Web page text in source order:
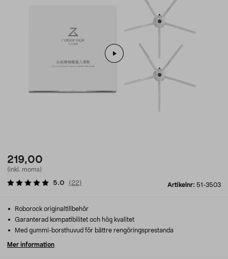
219,00
(inkl. moms)
Artikelnr: 51-3503
5.0 ( 22)
Roborock originaltillbehör
Garanterad kompatibilitet och hög kvalitet
Med gummi-borsthuvud för bättre rengöringsprestanda
Mer information